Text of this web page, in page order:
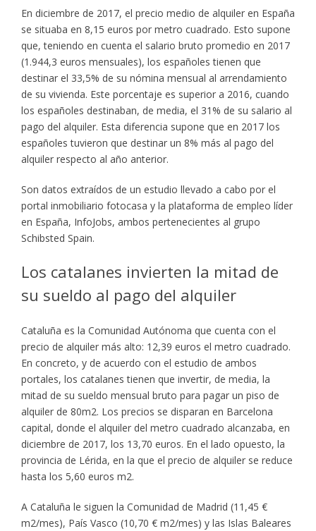
En diciembre de 2017, el precio medio de alquiler en España
se situaba en 8,15 euros por metro cuadrado. Esto supone
que, teniendo en cuenta el salario bruto promedio en 2017
(1.944,3 euros mensuales), los españoles tienen que
destinar el 33,5% de su nómina mensual al arrendamiento
de su vivienda. Este porcentaje es superior a 2016, cuando
los españoles destinaban, de media, el 31% de su salario al
pago del alquiler. Esta diferencia supone que en 2017 los
españoles tuvieron que destinar un 8% más al pago del
alquiler respecto al año anterior.
Son datos extraídos de un estudio llevado a cabo por el
portal inmobiliario fotocasa y la plataforma de empleo líder
en España, InfoJobs, ambos pertenecientes al grupo
Schibsted Spain.
Los catalanes invierten la mitad de
su sueldo al pago del alquiler
Cataluña es la Comunidad Autónoma que cuenta con el
precio de alquiler más alto: 12,39 euros el metro cuadrado.
En concreto, y de acuerdo con el estudio de ambos
portales, los catalanes tienen que invertir, de media, la
mitad de su sueldo mensual bruto para pagar un piso de
alquiler de 80m2. Los precios se disparan en Barcelona
capital, donde el alquiler del metro cuadrado alcanzaba, en
diciembre de 2017, los 13,70 euros. En el lado opuesto, la
provincia de Lérida, en la que el precio de alquiler se reduce
hasta los 5,60 euros m2.
A Cataluña le siguen la Comunidad de Madrid (11,45 €
m2/mes), País Vasco (10,70 € m2/mes) y las Islas Baleares